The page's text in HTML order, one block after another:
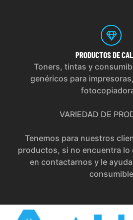
PRODUCTOS DE
Toners, tintas y
genéricos para
VARIEDAD DE
Tenemos para nuestros
productos, si no encuentra lo
en contactarnos y le
consumible